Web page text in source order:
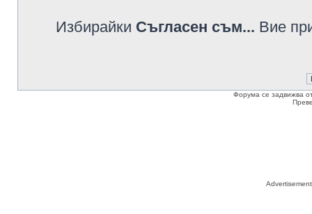
Избирайки Съгласен съм... Вие
Форума се задвижва